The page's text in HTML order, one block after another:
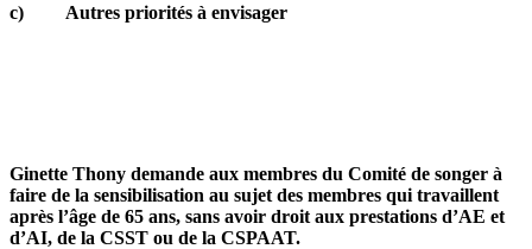
c) Autres priorités à envisager
Ginette Thony demande aux membres du Comité de songer à
faire de la sensibilisation au sujet des membres qui travaillent
après l’âge de 65 ans, sans avoir droit aux prestations d’AE et
d’AI, de la CSST ou de la CSPAAT.